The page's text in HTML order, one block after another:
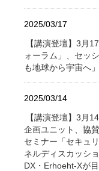
2025/03/17
【講演登壇】3月
ォーラム」、セッ
も地球から宇宙へ
2025/03/14
【講演登壇】3月
企画ユニット、協
セミナー「セキュ
ネルディスカッシ
DX・Erhoeht-Xが